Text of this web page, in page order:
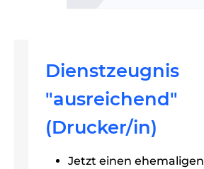
Dienstzeugnis
"ausreichend"
(Drucker/in)
Jetzt einen ehemaligen